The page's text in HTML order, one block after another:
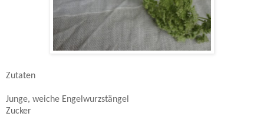
Zutaten
Junge, weiche Engelwurzstängel
Zucker